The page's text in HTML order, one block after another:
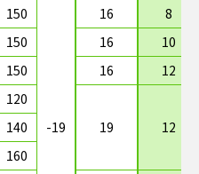
-19
150 16
8
150 16
10
150 16 12
120
19
12
140
160